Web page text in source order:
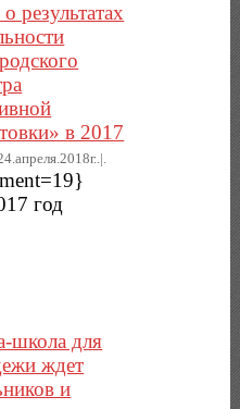
результатах
в 2017
год
школа для
ждет
и